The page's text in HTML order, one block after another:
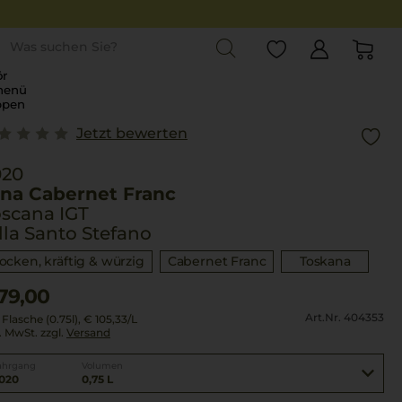
Jetzt bewerten
Cabernet Franc
IGT
Santo Stefano
kräftig & würzig Cabernet Franc Toskana
(0.75l), € 105,33/L
MwSt. zzgl. Versand
Art.Nr. 404353
0,75 L